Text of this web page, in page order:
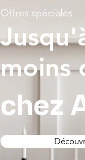
Offres spéciales
moins
chez